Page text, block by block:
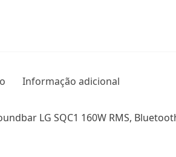
Informação adicional
LG SQC1 160W RMS,